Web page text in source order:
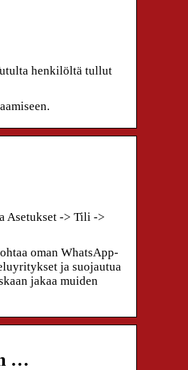
henkilöltä tullut
Asetukset -> Tili ->
oman WhatsApp-
ja suojautua
jakaa muiden
…